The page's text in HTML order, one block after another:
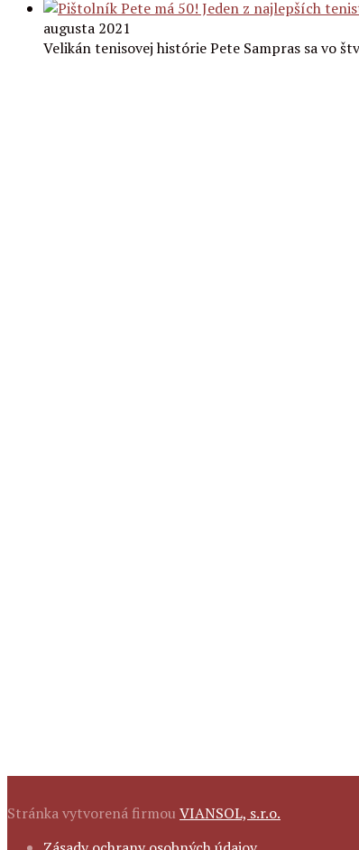
augusta 2021
Velikán tenisovej histórie Pete Sampras sa vo
Stránka vytvorená firmou VIANSOL, s.r.o.
FOOTER